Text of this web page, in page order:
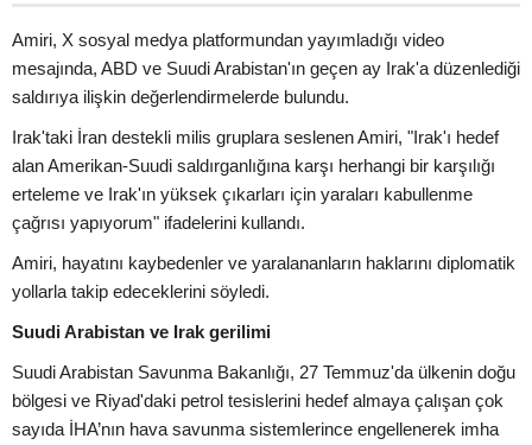
Amiri, X sosyal medya platformundan yayımladığı video
mesajında, ABD ve Suudi Arabistan'ın geçen ay Irak'a düzenlediği
saldırıya ilişkin değerlendirmelerde bulundu.
Irak'taki İran destekli milis gruplara seslenen Amiri, "Irak'ı hedef
alan Amerikan-Suudi saldırganlığına karşı herhangi bir karşılığı
erteleme ve Irak'ın yüksek çıkarları için yaraları kabullenme
çağrısı yapıyorum" ifadelerini kullandı.
Amiri, hayatını kaybedenler ve yaralananların haklarını diplomatik
yollarla takip edeceklerini söyledi.
Suudi Arabistan ve Irak gerilimi
Suudi Arabistan Savunma Bakanlığı, 27 Temmuz'da ülkenin doğu
bölgesi ve Riyad'daki petrol tesislerini hedef almaya çalışan çok
sayıda İHA’nın hava savunma sistemlerince engellenerek imha